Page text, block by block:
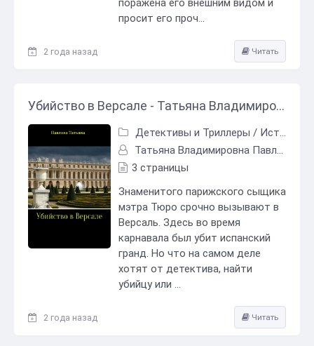
поражена его внешним видом и
просит его проч...
2 года назад Читать
Убийство в Версале - Татьяна Владимировна Павлова
Детективы и Триллеры / Исторический детектив
Татьяна Владимировна Павлова
3 страницы
Знаменитого парижского сыщика
мэтра Тюро срочно вызывают в
Версаль. Здесь во время
карнавала был убит испанский
гранд. Но что на самом деле
хотят от детектива, найти
убийцу или ...
2 года назад Читать